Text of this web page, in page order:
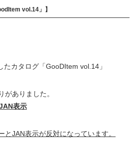
vol.14」】
カタログ「GooDItem vol.14」
がありました。
表示
とJAN表示が反対になっています。